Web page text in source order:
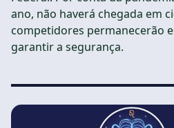
ano, não haverá chegada em
competidores permanecerão
garantir a segurança.